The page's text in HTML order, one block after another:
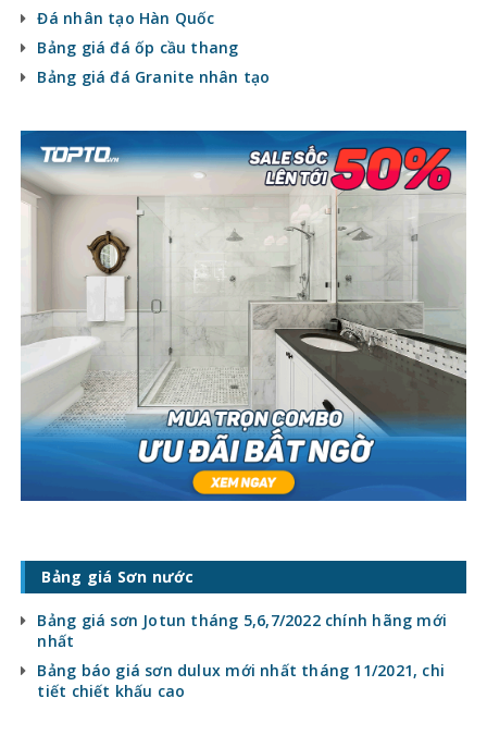
Đá nhân tạo Hàn Quốc
Bảng giá đá ốp cầu thang
Bảng giá đá Granite nhân tạo
Bảng giá Sơn nước
Bảng giá sơn Jotun tháng 5,6,7/2022 chính hãng mới
nhất
Bảng báo giá sơn dulux mới nhất tháng 11/2021, chi
tiết chiết khấu cao